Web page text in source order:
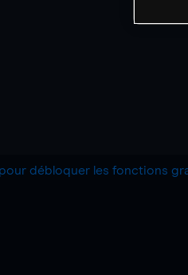
débloquer les fonctions